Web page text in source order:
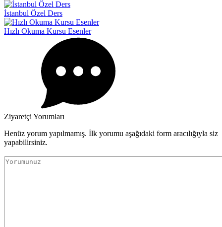
İstanbul Özel Ders
Hızlı Okuma Kursu Esenler
Ziyaretçi Yorumları
Henüz yorum yapılmamış. İlk yorumu aşağıdaki form aracılığıyla siz
yapabilirsiniz.